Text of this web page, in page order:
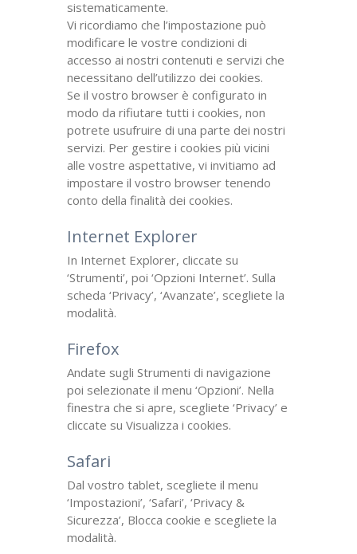
sistematicamente.
Vi ricordiamo che l’impostazione può
modificare le vostre condizioni di
accesso ai nostri contenuti e servizi che
necessitano dell’utilizzo dei cookies.
Se il vostro browser è configurato in
modo da rifiutare tutti i cookies, non
potrete usufruire di una parte dei nostri
servizi. Per gestire i cookies più vicini
alle vostre aspettative, vi invitiamo ad
impostare il vostro browser tenendo
conto della finalità dei cookies.
Internet Explorer
In Internet Explorer, cliccate su
‘Strumenti’, poi ‘Opzioni Internet’. Sulla
scheda ‘Privacy’, ‘Avanzate’, scegliete la
modalità.
Firefox
Andate sugli Strumenti di navigazione
poi selezionate il menu ‘Opzioni’. Nella
finestra che si apre, scegliete ‘Privacy’ e
cliccate su Visualizza i cookies.
Safari
Dal vostro tablet, scegliete il menu
‘Impostazioni’, ‘Safari’, ‘Privacy &
Sicurezza’, Blocca cookie e scegliete la
modalità.